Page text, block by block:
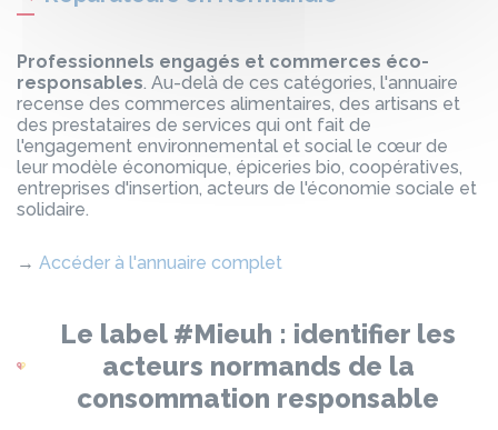
Professionnels engagés et commerces éco-
responsables. Au-delà de ces catégories, l'annuaire
recense des commerces alimentaires, des artisans et
des prestataires de services qui ont fait de
l'engagement environnemental et social le cœur de
leur modèle économique, épiceries bio, coopératives,
entreprises d'insertion, acteurs de l'économie sociale et
solidaire.
→ Accéder à l'annuaire complet
Le label #Mieuh : identifier les
acteurs normands de la
consommation responsable